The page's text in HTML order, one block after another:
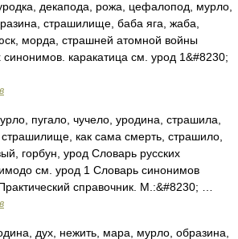
декапода, рожа, цефалопод, мурло,
страшилище, баба яга, жаба,
морда, страшней атомной войны
синонимов. каракатица см. урод 1&#8230;
пугало, чучело, уродина, страшила,
как сама смерть, страшило,
горбун, урод Словарь русских
см. урод 1 Словарь синонимов
справочник. М.:&#8230; …
дух, нежить, мара, мурло, образина,